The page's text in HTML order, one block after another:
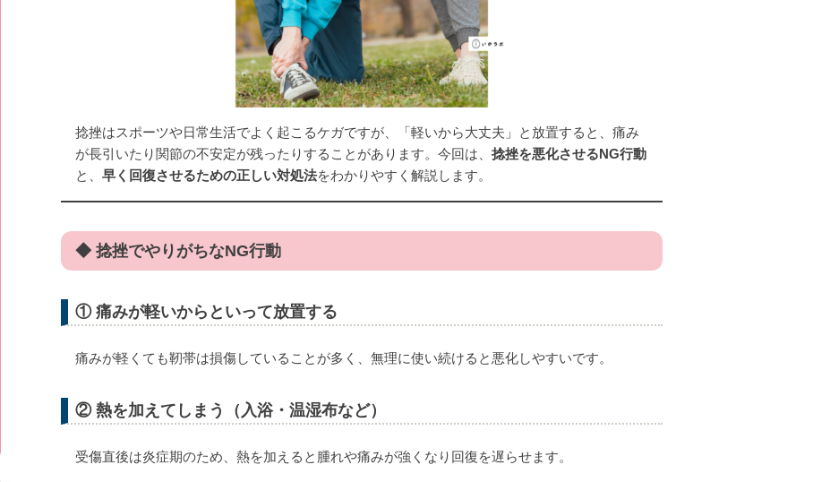
捻挫はスポーツや日常生活でよく起こるケガですが、「軽いから大丈夫」と放置すると、痛み
が長引いたり関節の不安定が残ったりすることがあります。今回は、 捻挫を悪化させるNG行動
と、 早く回復させるための正しい対処法をわかりやすく解説します。
◆ 捻挫でやりがちなNG行動
① 痛みが軽いからといって放置する
痛みが軽くても靭帯は損傷していることが多く、無理に使い続けると悪化しやすいです。
② 熱を加えてしまう（入浴・温湿布など）
受傷直後は炎症期のため、熱を加えると腫れや痛みが強くなり回復を遅らせます。